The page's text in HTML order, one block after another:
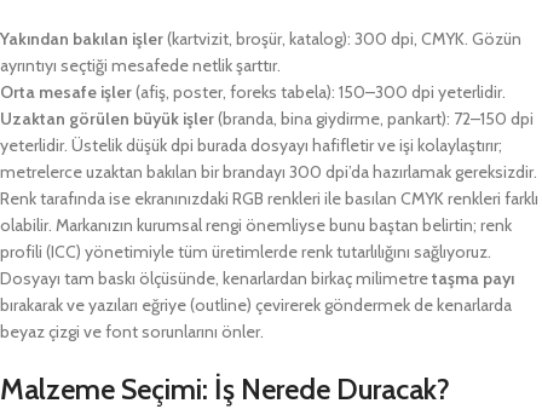
Yakından bakılan işler(kartvizit, broşür, katalog): 300 dpi, CMYK. Gözün
ayrıntıyı seçtiği mesafede netlik şarttır.
Orta mesafe işler(afiş, poster, foreks tabela): 150–300 dpi yeterlidir.
Uzaktan görülen büyük işler(branda, bina giydirme, pankart): 72–150 dpi
yeterlidir. Üstelik düşük dpi burada dosyayı hafifletir ve işi kolaylaştırır;
metrelerce uzaktan bakılan bir brandayı 300 dpi’da hazırlamak gereksizdir.
Renk tarafında ise ekranınızdaki RGB renkleri ile basılan CMYK renkleri farklı
olabilir. Markanızın kurumsal rengi önemliyse bunu baştan belirtin; renk
profili (ICC) yönetimiyle tüm üretimlerde renk tutarlılığını sağlıyoruz.
Dosyayı tam baskı ölçüsünde, kenarlardan birkaç milimetretaşma payı
bırakarak ve yazıları eğriye (outline) çevirerek göndermek de kenarlarda
beyaz çizgi ve font sorunlarını önler.
Malzeme Seçimi: İş Nerede Duracak?